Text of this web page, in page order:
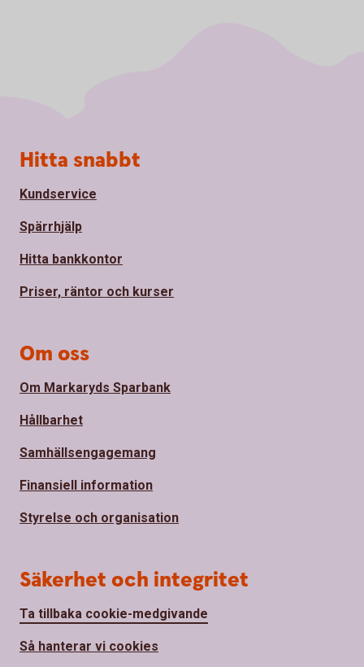
Sidfot
Hitta snabbt
Kundservice
Spärrhjälp
Hitta bankkontor
Priser, räntor och kurser
Om oss
Om Markaryds Sparbank
Hållbarhet
Samhällsengagemang
Finansiell information
Styrelse och organisation
Säkerhet och integritet
Ta tillbaka cookie-medgivande
Så hanterar vi cookies